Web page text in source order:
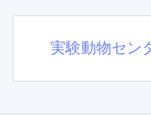
実験動物セン